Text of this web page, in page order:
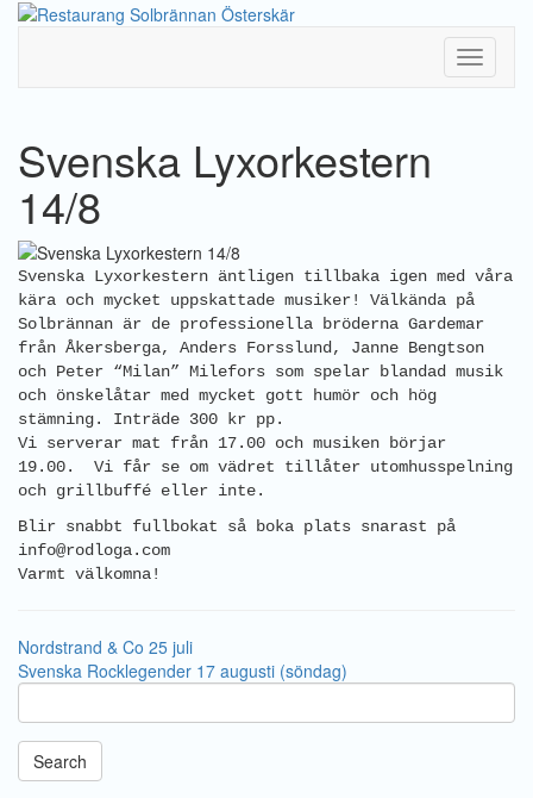
Toggle
Svenska Lyxorkestern
14/8
Svenska Lyxorkestern äntligen tillbaka igen med våra
kära och mycket uppskattade musiker! Välkända på
Solbrännan är de professionella bröderna Gardemar
från Åkersberga, Anders Forsslund, Janne Bengtson
och Peter “Milan” Milefors som spelar blandad musik
och önskelåtar med mycket gott humör och hög
stämning. Inträde 300 kr pp.
Vi serverar mat från 17.00 och musiken börjar
19.00. Vi får se om vädret tillåter utomhusspelning
och grillbuffé eller inte.
Blir snabbt fullbokat så boka plats snarast på
info@rodloga.com
Varmt välkomna!
Nordstrand & Co 25 juli
Svenska Rocklegender 17 augusti (söndag)
Search